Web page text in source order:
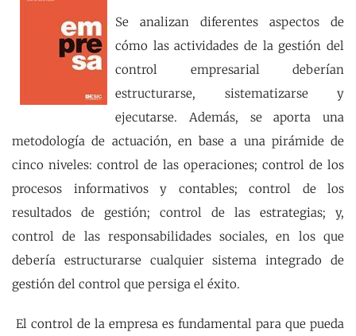
Se analizan diferentes aspectos de
cómo las actividades de la gestión del
control empresarial deberían
estructurarse, sistematizarse y
ejecutarse. Además, se aporta una
metodología de actuación, en base a una pirámide de
cinco niveles: control de las operaciones; control de los
procesos informativos y contables; control de los
resultados de gestión; control de las estrategias; y,
control de las responsabilidades sociales, en los que
debería estructurarse cualquier sistema integrado de
gestión del control que persiga el éxito.
El control de la empresa es fundamental para que pueda